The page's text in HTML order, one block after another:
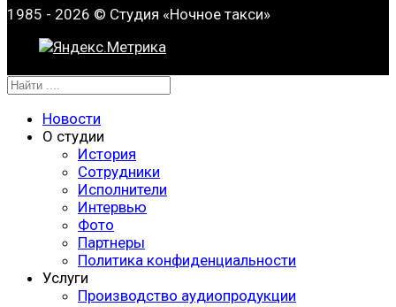
1985 - 2026 © Студия «Ночное такси»
Новости
О студии
История
Сотрудники
Исполнители
Интервью
Фото
Партнеры
Политика конфиденциальности
Услуги
Производство аудиопродукции